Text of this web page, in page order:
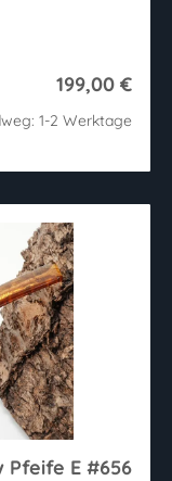
199,00 €
1-2 Werktage
Pfeife E #656